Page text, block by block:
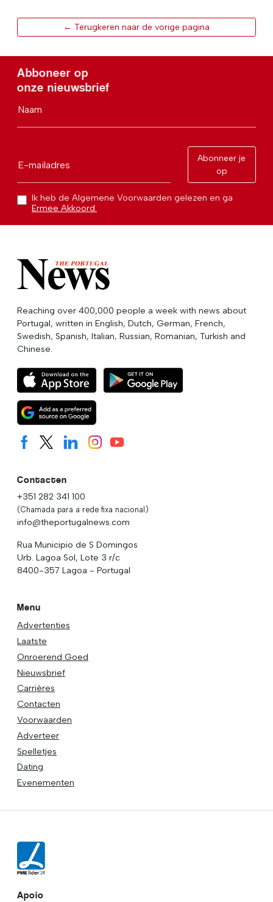
← Terugkeren naar de vorige pagina
Abboneer op
onze nieuwsbrief
Naam
E-mailadres
Abonneer je
op
Ik heb de Algemene Voorwaarden gelezen en ga
Ermee Akkoord.
Reaching over 400,000 people a week with news about
Portugal, written in English, Dutch, German, French,
Swedish, Spanish, Italian, Russian, Romanian, Turkish and
Chinese.
Contacten
+351 282 341 100
(Chamada para a rede fixa nacional)
info@theportugalnews.com
Rua Municipio de S Domingos
Urb. Lagoa Sol, Lote 3 r/c
8400-357 Lagoa - Portugal
Menu
Advertenties
Laatste
Onroerend Goed
Nieuwsbrief
Carrières
Contacten
Voorwaarden
Adverteer
Spelletjes
Dating
Evenementen
Apoio